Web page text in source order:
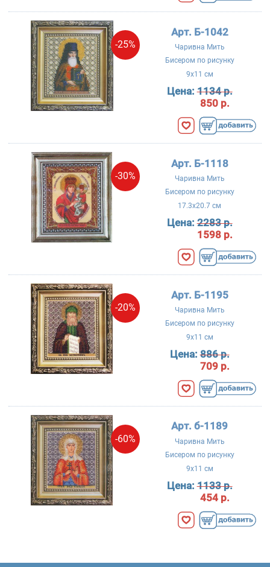
-25%
Арт. Б-1042
Чаривна Мить
Бисером по рисунку
9x11 см
Цена:1134 р.
850 р.
-30%
Арт. Б-1118
Чаривна Мить
Бисером по рисунку
17.3x20.7 см
Цена:2283 р.
1598 р.
-20%
Арт. Б-1195
Чаривна Мить
Бисером по рисунку
9x11 см
Цена:886 р.
709 р.
-60%
Арт. б-1189
Чаривна Мить
Бисером по рисунку
9x11 см
Цена:1133 р.
454 р.